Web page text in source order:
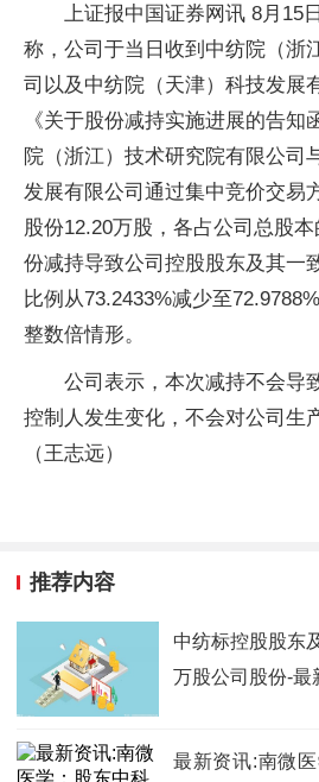
上证报中国证券网讯 8月15
称，公司于当日收到中纺院（浙
司以及中纺院（天津）科技发展
《关于股份减持实施进展的告知
院（浙江）技术研究院有限公司
发展有限公司通过集中竞价交易
股份12.20万股，各占公司总股
份减持导致公司控股股东及其一
比例从73.2433%减少至
整数倍情形。
公司表示，本次减持不会导
控制人发生变化，不会对公司生
（王志远）
推荐内容
中纺标控股股东
万股公司股份-最
最新资讯:南微